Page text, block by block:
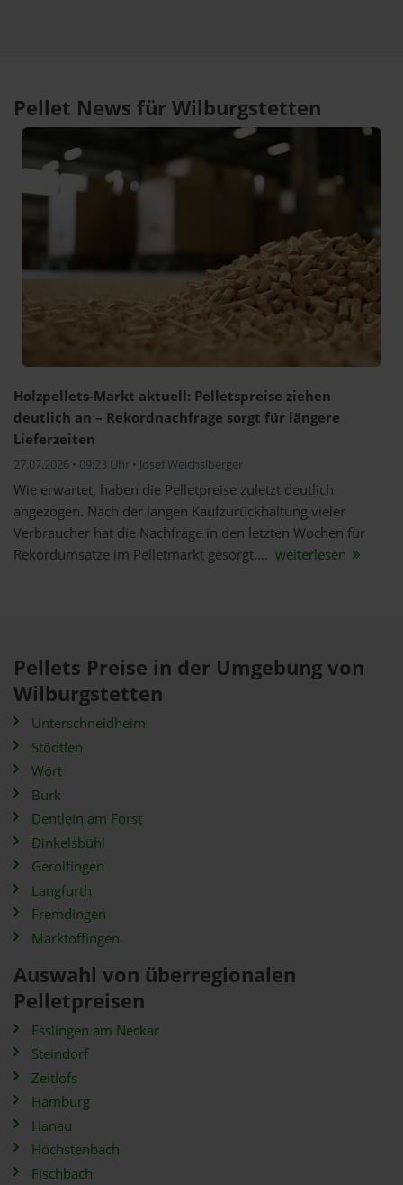
Pellet News für Wilburgstetten
Holzpellets-Markt aktuell: Pelletspreise ziehen
deutlich an – Rekordnachfrage sorgt für längere
Lieferzeiten
27.07.2026 • 09:23 Uhr • Josef Weichslberger
Wie erwartet, haben die Pelletpreise zuletzt deutlich
angezogen. Nach der langen Kaufzurückhaltung vieler
Verbraucher hat die Nachfrage in den letzten Wochen für
Rekordumsätze im Pelletmarkt gesorgt.... weiterlesen
Pellets Preise in der Umgebung von
Wilburgstetten
Unterschneidheim
Stödtlen
Wört
Burk
Dentlein am Forst
Dinkelsbühl
Gerolfingen
Langfurth
Fremdingen
Marktoffingen
Auswahl von überregionalen
Pelletpreisen
Esslingen am Neckar
Steindorf
Zeitlofs
Hamburg
Hanau
Höchstenbach
Fischbach